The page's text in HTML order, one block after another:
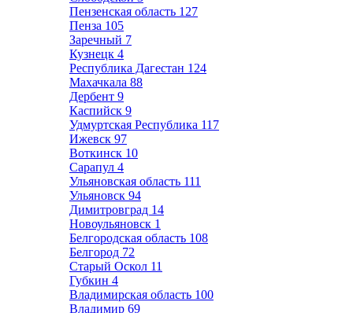
Пензенская область 127
Пенза 105
Заречный 7
Кузнецк 4
Республика Дагестан 124
Махачкала 88
Дербент 9
Каспийск 9
Удмуртская Республика 117
Ижевск 97
Воткинск 10
Сарапул 4
Ульяновская область 111
Ульяновск 94
Димитровград 14
Новоульяновск 1
Белгородская область 108
Белгород 72
Старый Оскол 11
Губкин 4
Владимирская область 100
Владимир 69